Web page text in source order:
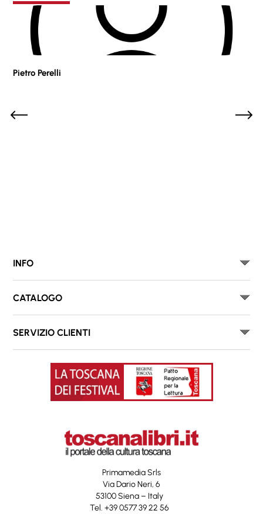
Pietro Perelli
INFO
CATALOGO
SERVIZIO CLIENTI
Primamedia Srls
Via Dario Neri, 6
53100 Siena – Italy
Tel. +39 0577 39 22 56